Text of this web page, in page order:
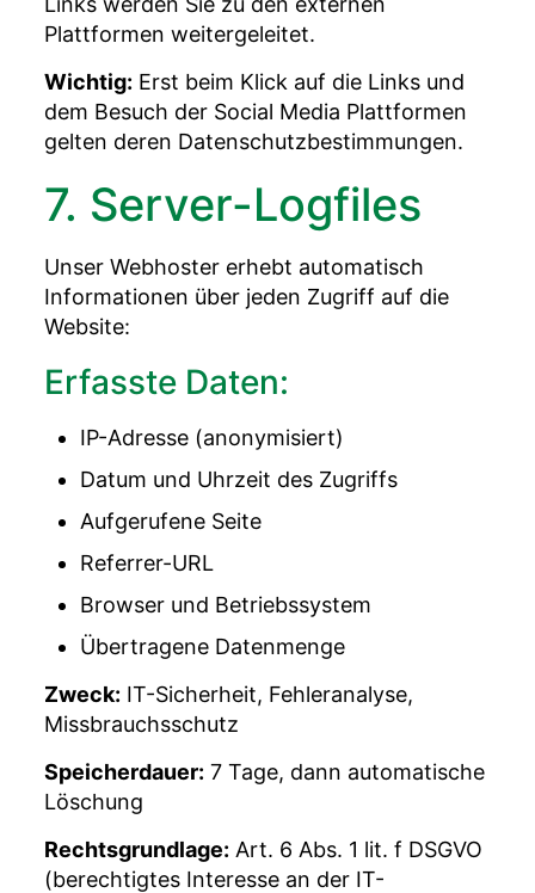
Plattformen weitergeleitet.
Wichtig: Erst beim Klick auf die Links und
dem Besuch der Social Media Plattformen
gelten deren Datenschutzbestimmungen.
7. Server-Logfiles
Unser Webhoster erhebt automatisch
Informationen über jeden Zugriff auf die
Website:
Erfasste Daten:
IP-Adresse (anonymisiert)
Datum und Uhrzeit des Zugriffs
Aufgerufene Seite
Referrer-URL
Browser und Betriebssystem
Übertragene Datenmenge
Zweck: IT-Sicherheit, Fehleranalyse,
Missbrauchsschutz
Speicherdauer: 7 Tage, dann automatische
Löschung
Rechtsgrundlage: Art. 6 Abs. 1 lit. f DSGVO
(berechtigtes Interesse an der IT-